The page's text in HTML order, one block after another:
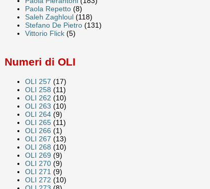
Paola Repetto (8)
Saleh Zaghloul (118)
Stefano De Pietro (131)
Vittorio Flick (5)
Numeri di OLI
OLI 257 (17)
OLI 258 (11)
OLI 262 (10)
OLI 263 (10)
OLI 264 (9)
OLI 265 (11)
OLI 266 (1)
OLI 267 (13)
OLI 268 (10)
OLI 269 (9)
OLI 270 (9)
OLI 271 (9)
OLI 272 (10)